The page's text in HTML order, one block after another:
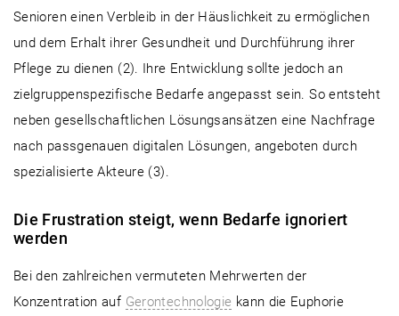
Senioren einen Verbleib in der Häuslichkeit zu ermöglichen
und dem Erhalt ihrer Gesundheit und Durchführung ihrer
Pflege zu dienen (2). Ihre Entwicklung sollte jedoch an
zielgruppenspezifische Bedarfe angepasst sein. So entsteht
neben gesellschaftlichen Lösungsansätzen eine Nachfrage
nach passgenauen digitalen Lösungen, angeboten durch
spezialisierte Akteure (3).
Die Frustration steigt, wenn Bedarfe ignoriert
werden
Bei den zahlreichen vermuteten Mehrwerten der
Konzentration auf Gerontechnologie kann die Euphorie